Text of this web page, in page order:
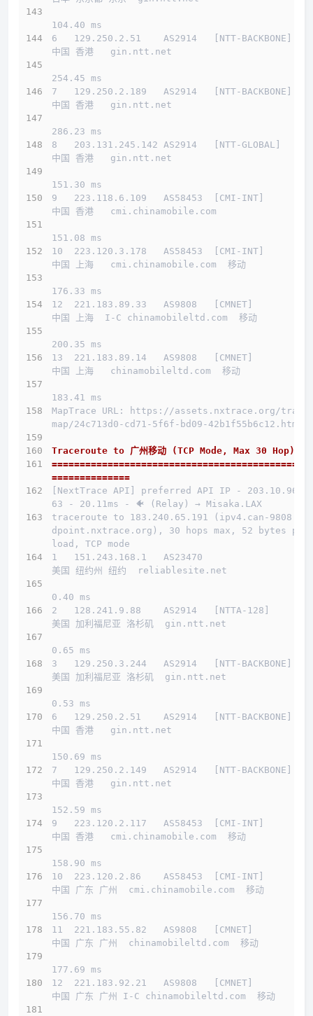
104.40 ms
6   129.250.2.51    AS2914   [NTT-BACKBONE]
中国 香港   gin.ntt.net
254.45 ms
7   129.250.2.189   AS2914   [NTT-BACKBONE]
中国 香港   gin.ntt.net
286.23 ms
8   203.131.245.142 AS2914   [NTT-GLOBAL]
中国 香港   gin.ntt.net
151.30 ms
9   223.118.6.109   AS58453  [CMI-INT]
中国 香港   cmi.chinamobile.com
151.08 ms
10  223.120.3.178   AS58453  [CMI-INT]
中国 上海   cmi.chinamobile.com  移动
176.33 ms
12  221.183.89.33   AS9808   [CMNET]
中国 上海  I-C chinamobileltd.com  移动
200.35 ms
13  221.183.89.14   AS9808   [CMNET]
中国 上海   chinamobileltd.com  移动
183.41 ms
MapTrace URL: https://assets.nxtrace.org/trace
map/24c713d0-cd71-5f6f-bd09-42b1f55b6c12.html
Traceroute to 广州移动 (TCP Mode, Max 30 Hop)
==============================================
==============
[NextTrace API] preferred API IP - 203.10.96.1
63 - 20.11ms - 🐠 (Relay) → Misaka.LAX
traceroute to 183.240.65.191 (ipv4.can-9808.en
dpoint.nxtrace.org), 30 hops max, 52 bytes pay
load, TCP mode
1   151.243.168.1   AS23470
美国 纽约州 纽约  reliablesite.net
0.40 ms
2   128.241.9.88    AS2914   [NTTA-128]
美国 加利福尼亚 洛杉矶  gin.ntt.net
0.65 ms
3   129.250.3.244   AS2914   [NTT-BACKBONE]
美国 加利福尼亚 洛杉矶  gin.ntt.net
0.53 ms
6   129.250.2.51    AS2914   [NTT-BACKBONE]
中国 香港   gin.ntt.net
150.69 ms
7   129.250.2.149   AS2914   [NTT-BACKBONE]
中国 香港   gin.ntt.net
152.59 ms
9   223.120.2.117   AS58453  [CMI-INT]
中国 香港   cmi.chinamobile.com  移动
158.90 ms
10  223.120.2.86    AS58453  [CMI-INT]
中国 广东 广州  cmi.chinamobile.com  移动
156.70 ms
11  221.183.55.82   AS9808   [CMNET]
中国 广东 广州  chinamobileltd.com  移动
177.69 ms
12  221.183.92.21   AS9808   [CMNET]
中国 广东 广州 I-C chinamobileltd.com  移动